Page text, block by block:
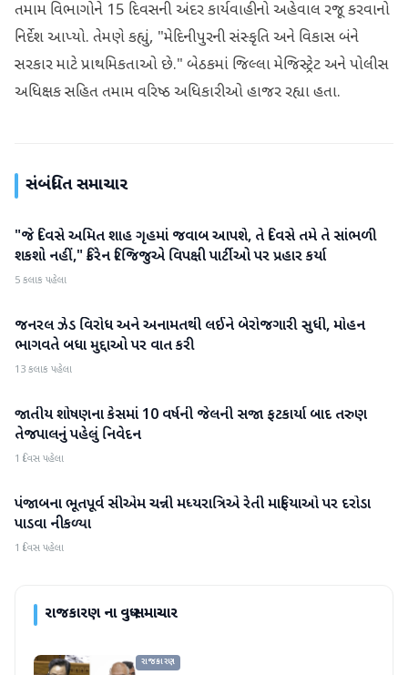
તમામ વિભાગોને 15 દિવસની અંદર કાર્યવાહીનો અહેવાલ રજૂ કરવાનો
નિર્દેશ આપ્યો. તેમણે કહ્યું, "મેદિનીપુરની સંસ્કૃતિ અને વિકાસ બંને
સરકાર માટે પ્રાથમિકતાઓ છે." બેઠકમાં જિલ્લા મેજિસ્ટ્રેટ અને પોલીસ
અધિક્ષક સહિત તમામ વરિષ્ઠ અધિકારીઓ હાજર રહ્યા હતા.
સંબંધિત સમાચાર
રાજકારણ
"જે દિવસે અમિત શાહ ગૃહમાં જવાબ આપશે, તે દિવસે તમે તે સાંભળી
શકશો નહીં," કિરેન રિજિજુએ વિપક્ષી પાર્ટીઓ પર પ્રહાર કર્યા
5 કલાક પહેલા
રાજકારણ
જનરલ ઝેડ વિરોધ અને અનામતથી લઈને બેરોજગારી સુધી, મોહન
ભાગવતે બધા મુદ્દાઓ પર વાત કરી
13 કલાક પહેલા
રાજકારણ
જાતીય શોષણના કેસમાં 10 વર્ષની જેલની સજા ફટકાર્યા બાદ તરુણ
તેજપાલનું પહેલું નિવેદન
1 દિવસ પહેલા
રાજકારણ
પંજાબના ભૂતપૂર્વ સીએમ ચન્ની મધ્યરાત્રિએ રેતી માફિયાઓ પર દરોડા
પાડવા નીકળ્યા
1 દિવસ પહેલા
રાજકારણના વધુ સમાચાર
રાજકારણ